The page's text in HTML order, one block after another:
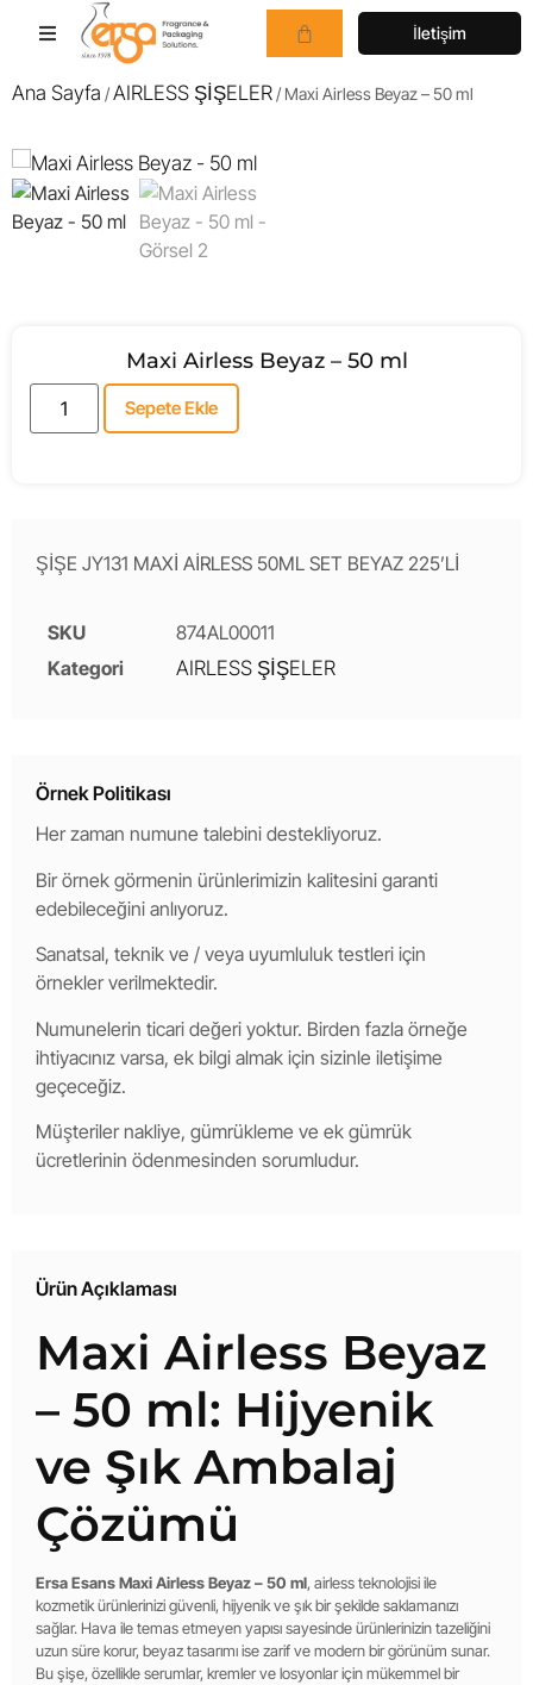
İletişim
Ana Sayfa /AIRLESS ŞİŞELER/ Maxi Airless Beyaz – 50 ml
Maxi Airless Beyaz – 50 ml
Sepete Ekle
ŞİŞE JY131 MAXİ AİRLESS 50ML SET BEYAZ 225’Lİ
SKU
874AL00011
Kategori
AIRLESS ŞİŞELER
Örnek Politikası
Her zaman numune talebini destekliyoruz.
Bir örnek görmenin ürünlerimizin kalitesini garanti
edebileceğini anlıyoruz.
Sanatsal, teknik ve / veya uyumluluk testleri için
örnekler verilmektedir.
Numunelerin ticari değeri yoktur. Birden fazla örneğe
ihtiyacınız varsa, ek bilgi almak için sizinle iletişime
geçeceğiz.
Müşteriler nakliye, gümrükleme ve ek gümrük
ücretlerinin ödenmesinden sorumludur.
Ürün Açıklaması
Maxi Airless Beyaz
– 50 ml: Hijyenik
ve Şık Ambalaj
Çözümü
Ersa Esans Maxi Airless Beyaz – 50 ml, airless teknolojisi ile
kozmetik ürünlerinizi güvenli, hijyenik ve şık bir şekilde saklamanızı
sağlar. Hava ile temas etmeyen yapısı sayesinde ürünlerinizin tazeliğini
uzun süre korur, beyaz tasarımı ise zarif ve modern bir görünüm sunar.
Bu şişe, özellikle serumlar, kremler ve losyonlar için mükemmel bir